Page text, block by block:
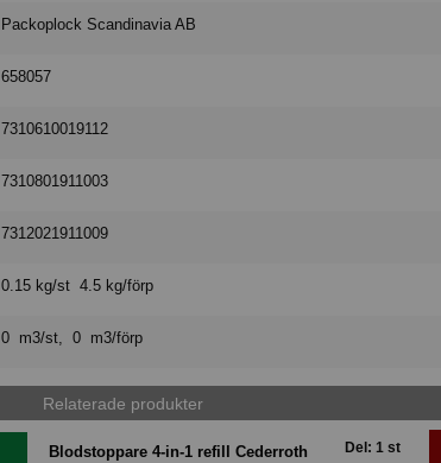
Packoplock Scandinavia AB
658057
7310610019112
7310801911003
7312021911009
0.15 kg/st 4.5 kg/förp
0 m3/st, 0 m3/förp
Relaterade produkter
Blodstoppare 4-in-1 refill Cederroth Del: 1 st